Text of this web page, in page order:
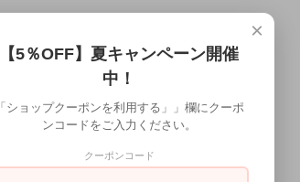
×
【5％OFF】夏キャンペーン開催
中！
「ショップクーポンを利用する」」欄にクーポ
ンコードをご入力ください。
クーポンコード